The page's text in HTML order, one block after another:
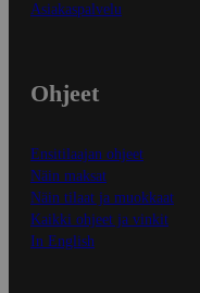
Asiakaspalvelu
Ohjeet
Ensitilaajan ohjeet
Näin maksat
Näin tilaat ja muokkaat
Kaikki ohjeet ja vinkit
In English